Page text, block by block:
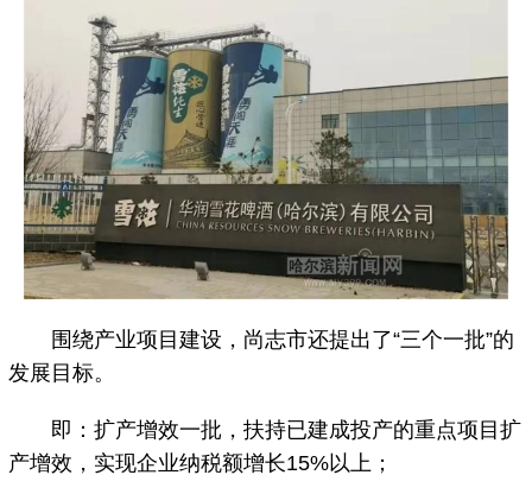
围绕产业项目建设，尚志市还提出了“三个一批”的
发展目标。
即：扩产增效一批，扶持已建成投产的重点项目扩
产增效，实现企业纳税额增长15%以上；